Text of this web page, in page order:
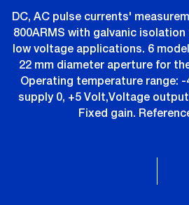
DC, AC pulse currents'
800ARMS with galvanic
low voltage applications. 6
22 mm diameter aperture for
Operating temperature range: -
supply 0, +5 Volt,Voltage
Fixed gain.